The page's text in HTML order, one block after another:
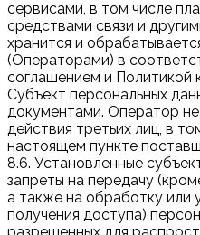
сервисами, в том числе
средствами связи и
хранится и
(Операторами) в
соглашением и Политикой
Субъект персональных
документами. Оператор
действия третьих лиц, в
настоящем пункте
8.6. Установленные
запреты на передачу
а также на обработку или
получения доступа)